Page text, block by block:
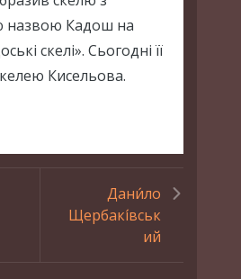
назвою Кадош на
скелі». Сьогодні її
Кисельова.
Дани́ло
Щербакі́вськ
ий